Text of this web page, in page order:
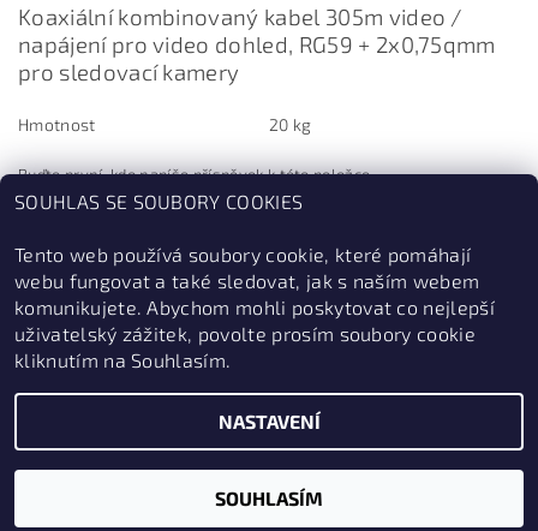
Koaxiální kombinovaný kabel 305m video /
napájení pro video dohled, RG59 + 2x0,75qmm
pro sledovací kamery
Hmotnost 20 kg
Buďte první, kdo napíše příspěvek k této položce.
2026 © ZabezpečSe.cz, všechna práva vyhrazena
Vytvořil Shoptet
SOUHLAS SE SOUBORY COOKIES
Tento web používá soubory cookie, které pomáhají
webu fungovat a také sledovat, jak s naším webem
komunikujete. Abychom mohli poskytovat co nejlepší
uživatelský zážitek, povolte prosím soubory cookie
kliknutím na Souhlasím.
NASTAVENÍ
SOUHLASÍM